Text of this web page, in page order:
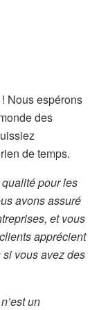
Nous espérons
des
de temps.
pour les
avons assuré
et vous
apprécient
vous avez des
un